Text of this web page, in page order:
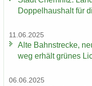
Dop­pel­haus­halt für
11.06.2025
Alte Bahn­stre­cke,
weg er­hält grü­nes
06.06.2025